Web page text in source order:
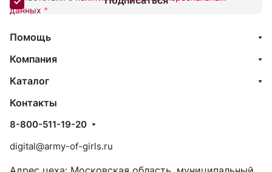
данных *
Помощь
Компания
Каталог
Контакты
8-800-511-19-20
digital@army-of-girls.ru